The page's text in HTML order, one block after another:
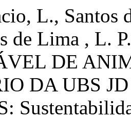
L., Santos
de Lima , L.
DE
DA UBS